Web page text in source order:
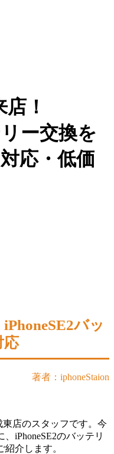
！
ー交換を
応・低価
バッ
応
著者：iphoneStaion
東店のスタッフです。今
iPhoneSE2のバッテリ
介します。